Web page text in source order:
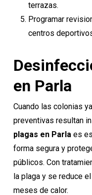
terrazas.
Programar
centros
en Parla
Cuando las colonias
preventivas resultan
plagas en Parlaes
forma segura y
públicos. Con
la plaga y se reduce
meses de calor.